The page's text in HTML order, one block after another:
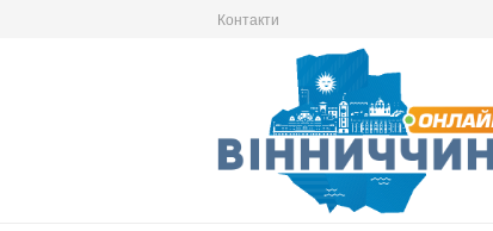
Контакти